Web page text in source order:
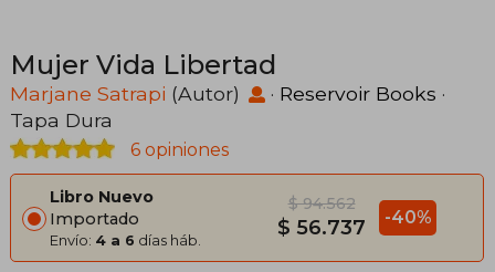
Mujer Vida Libertad
Marjane Satrapi (Autor) · Reservoir Books ·
Tapa Dura
6 opiniones
Libro Nuevo
Importado
Envío: 4 a 6 días háb.
$ 94.562
$ 56.737 -40%